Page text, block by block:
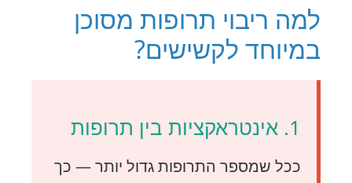
למה ריבוי תרופות מסוכן
במיוחד לקשישים?
1. אינטראקציות בין תרופות
ככל שמספר התרופות גדול יותר — כך